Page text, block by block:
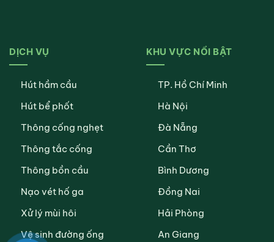
DỊCH VỤ
Hút hầm cầu
Hút bể phốt
Thông cống nghẹt
Thông tắc cống
Thông bồn cầu
Nạo vét hố ga
Xử lý mùi hôi
Vệ sinh đường ống
KHU VỰC NỔI BẬT
TP. Hồ Chí Minh
Hà Nội
Đà Nẵng
Cần Thơ
Bình Dương
Đồng Nai
Hải Phòng
An Giang